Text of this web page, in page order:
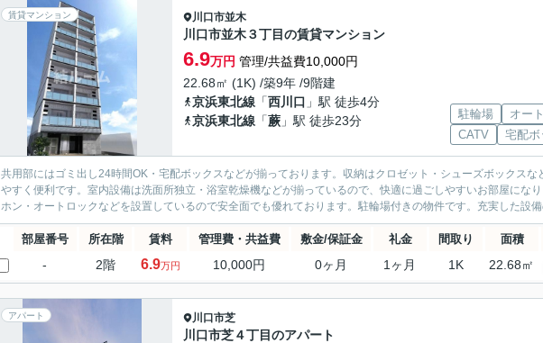
賃貸マンション 川口市並木
川口市並木３丁目の賃貸マンション
6.9万円 管理/共益費10,000円
22.68㎡ (1K) /築9年 /9階建
京浜東北線 「西川口 」駅 徒歩4分
京浜東北線 「蕨 」駅 徒歩23分 駐輪場 オー
CATV
宅配ボ
共用部にはゴミ出し24時間OK・宅配ボックスなどが揃っております。収納はクロゼット・シューズボックスな
やすく便利です。室内設備は洗面所独立・浴室乾燥機などが揃っているので、快適に過ごしやすいお部屋にな
ホン・オートロックなどを設置しているので安全面でも優れております。駐輪場付きの物件です。充実した設
部屋番号 所在階 賃料 管理費・共益費 敷金/保証金 礼金 間取り 面積
- 2階 6.9万円 10,000円 0ヶ月 1ヶ月 1K 22.68㎡
アパート 川口市芝
川口市芝４丁目のアパート